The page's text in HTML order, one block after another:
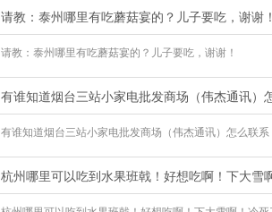
请教：泰州哪里有吃蘑菇宴的？儿子要吃，谢谢！
请教：泰州哪里有吃蘑菇宴的？儿子要吃，谢谢！
有谁知道烟台三站小家电批发商场（伟杰通讯）
有谁知道烟台三站小家电批发商场（伟杰通讯）怎么联系 ​​​​
杭州哪里可以吃到水果班戟！好想吃啊！下大雪